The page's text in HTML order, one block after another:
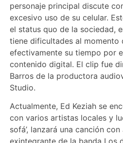
personaje principal discute
excesivo uso de su celular.
el status quo de la sociedad,
tiene dificultades al momento
efectivamente su tiempo por
contenido digital. El clip fue
Barros de la productora
Studio.
Actualmente, Ed Keziah se
con varios artistas locales y
sofá’, lanzará una canción
exintegrante de la banda Los